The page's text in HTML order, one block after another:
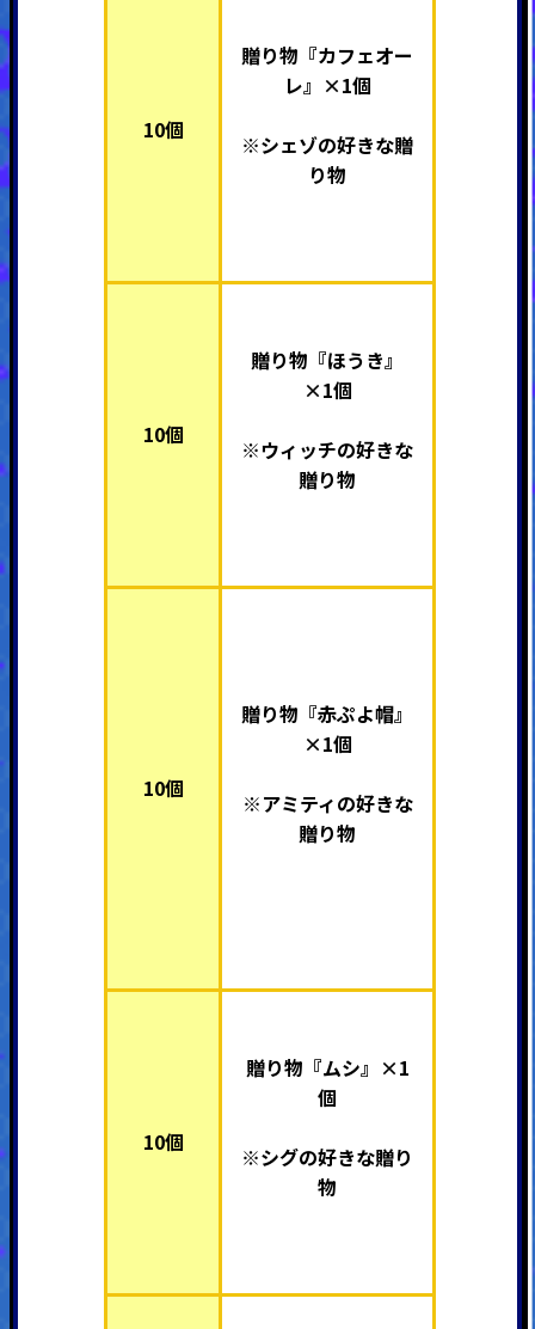
10個
贈り物『カフェオー
レ』×1個
※シェゾの好きな贈
り物
10個
贈り物『ほうき』
×1個
※ウィッチの好きな
贈り物
10個
贈り物『赤ぷよ帽』
×1個
※アミティの好きな
贈り物
10個
贈り物『ムシ』×1
個
※シグの好きな贈り
物